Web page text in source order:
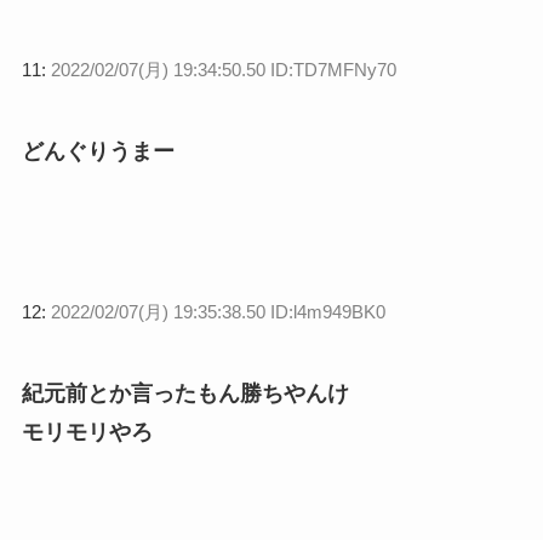
11: 2022/02/07(月) 19:34:50.50 ID:TD7MFNy70
どんぐりうまー
12: 2022/02/07(月) 19:35:38.50 ID:l4m949BK0
紀元前とか言ったもん勝ちやんけ
モリモリやろ